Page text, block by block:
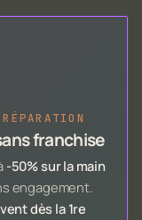
franchise
-50% sur la main
engagement.
dès la 1re